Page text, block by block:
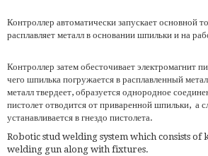
Контроллер автоматически запускает основной
расплавляет металл в основании шпильки и на
Контроллер затем обесточивает электромагнит
чего шпилька погружается в расплавленный
металл твердеет, образуется однородное
пистолет отводится от приваренной шпильки, а
устанавливается в гнездо пистолета.
Robotic stud welding system which consists
welding gun along with fixtures.